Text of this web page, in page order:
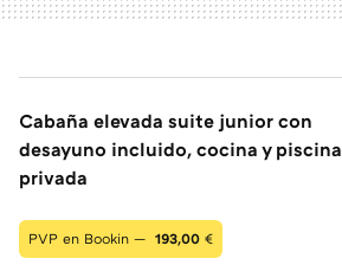
Cabaña elevada suite junior con
desayuno incluido, cocina y piscina
privada
PVP en Bookin — 193,00 €